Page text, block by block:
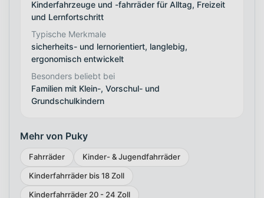
Kinderfahrzeuge und -fahrräder für Alltag, Freizeit
und Lernfortschritt
Typische Merkmale
sicherheits- und lernorientiert, langlebig,
ergonomisch entwickelt
Besonders beliebt bei
Familien mit Klein-, Vorschul- und
Grundschulkindern
Mehr von Puky
Fahrräder
Kinder- & Jugendfahrräder
Kinderfahrräder bis 18 Zoll
Kinderfahrräder 20 - 24 Zoll